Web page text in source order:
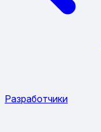
Разработчики